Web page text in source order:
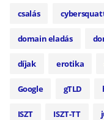
csalás
domain eladás
díjak erotika
Google gTLD
ISZT ISZT-TT